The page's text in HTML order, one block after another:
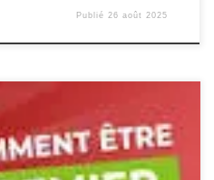
Publié 26 août 2025
YouTube Améliorer le
est l’une des plateformes